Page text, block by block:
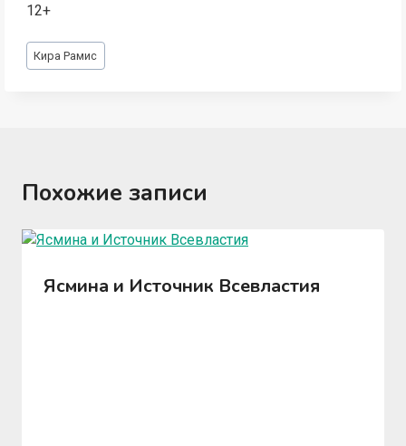
12+
Метки
записи:
Кира Рамис
Похожие записи
Ясмина и Источник Всевластия